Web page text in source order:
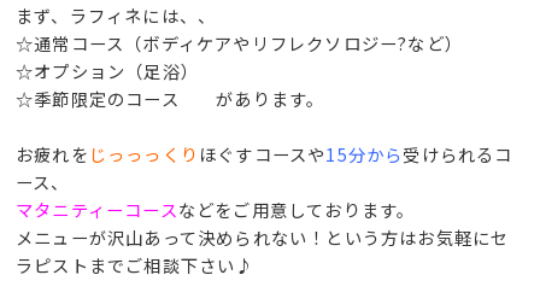
まず、ラフィネには、、
☆通常コース（ボディケアやリフレクソロジー?など）
☆オプション（足浴）
☆季節限定のコース があります。
お疲れを じっっっくり ほぐすコースや15分から受けられるコ
ース、
マタニティーコースなどをご用意しております。
メニューが沢山あって決められない！という方はお気軽にセ
ラピストまでご相談下さい♪